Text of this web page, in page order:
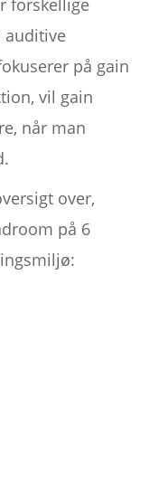
auditive
på gain
vil gain
når man
over,
på 6